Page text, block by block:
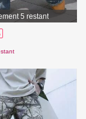
5 restant